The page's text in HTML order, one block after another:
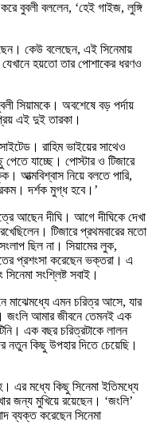
বুবলী বললেন, ‘হেই গাইজ, লুঙ্গি
কেউ বলেছেন, এই সিনেমায়
হয়তো তার পোশাকের ধরণও
সিয়ামকে। অবশেষে বড় পর্দায়
এই দুই তারকা।
রাহিম ভাইয়ের সাথেও
যাচ্ছে। পোস্টার ও টিজারে
আত্মবিশ্বাস নিয়ে বলতে পারি,
দর্শক মুগ্ধ হবে।’
আছেন দীঘি। আগে দীঘিকে দেখা
টিজারে প্রথমবারের মতো
ছিল না। সিয়ামের লুক,
প্রশংসা করেছেন ভক্তরা। এ
সিনেমা সংশ্লিষ্ট সবাই।
মাঝেমধ্যে এমন চরিত্র আসে, যার
জংলি আমার জীবনে তেমনই এক
এক বছর চরিত্রটাকে লালন
নতুন কিছু উপহার দিতে চেয়েছি।
এর মধ্যে কিছু সিনেমা ইতিমধ্যে
জন্য মুখিয়ে রয়েছেন। ‘জংলি’
ব্যক্ত করেছেন সিনেমা